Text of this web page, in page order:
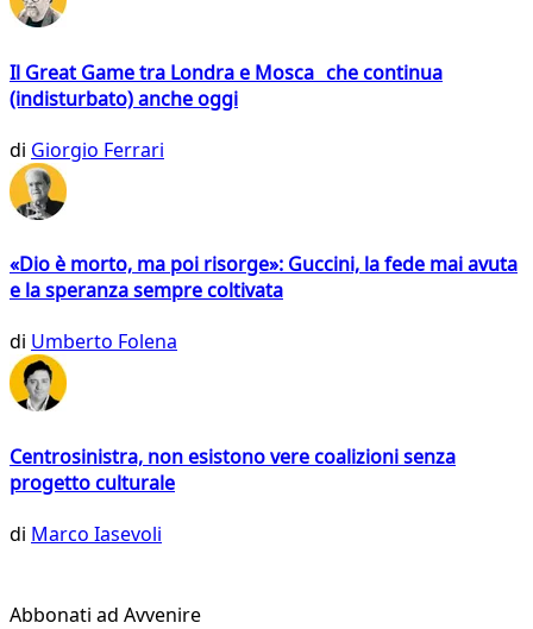
Il Great Game tra Londra e Mosca che continua
(indisturbato) anche oggi
di Giorgio Ferrari
«Dio è morto, ma poi risorge»: Guccini, la fede mai avuta
e la speranza sempre coltivata
di Umberto Folena
Centrosinistra, non esistono vere coalizioni senza
progetto culturale
di Marco Iasevoli
Abbonati ad Avvenire